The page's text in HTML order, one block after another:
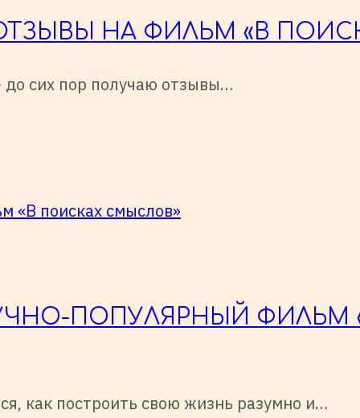
НА ФИЛЬМ «В
сих пор получаю отзывы…
ПОПУЛЯРНЫЙ ФИЛЬМ
как построить свою жизнь разумно и…